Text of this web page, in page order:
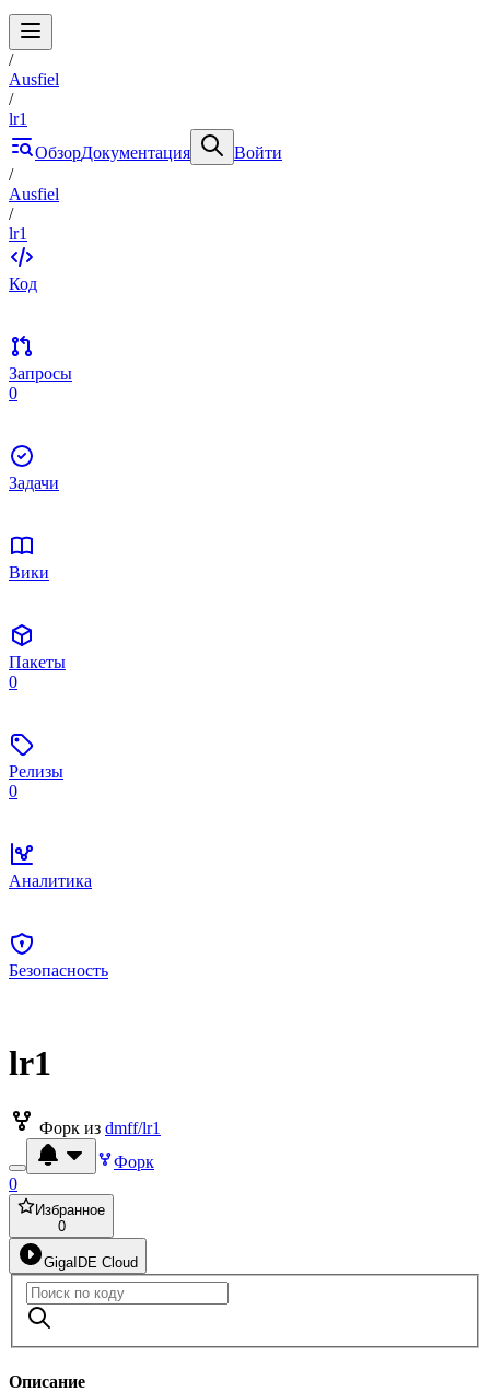
/
Ausfiel
/
lr1
ОбзорДокументация
Войти
/
Ausfiel
/
lr1
Код
Запросы
0
Задачи
Вики
Пакеты
0
Релизы
0
Аналитика
Безопасность
lr1
Форк из dmff/lr1
Форк
0
Избранное
0
GigaIDE Cloud
Описание